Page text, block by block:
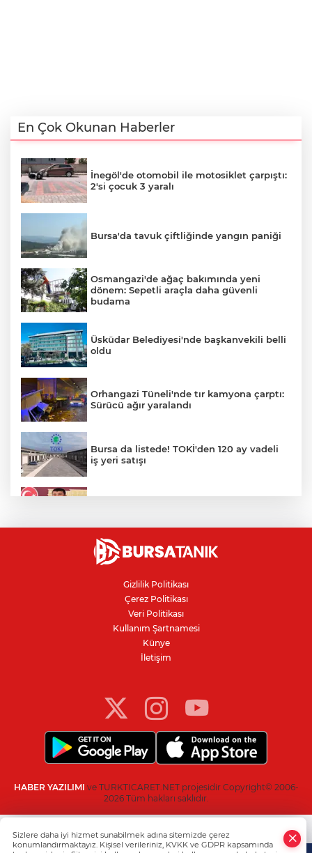
En Çok Okunan Haberler
İnegöl'de otomobil ile motosiklet çarpıştı:
2'si çocuk 3 yaralı
Bursa'da tavuk çiftliğinde yangın paniği
Osmangazi'de ağaç bakımında yeni
dönem: Sepetli araçla daha güvenli
budama
Üsküdar Belediyesi'nde başkanvekili belli
oldu
Orhangazi Tüneli'nde tır kamyona çarptı:
Sürücü ağır yaralandı
Bursa da listede! TOKİ'den 120 ay vadeli
iş yeri satışı
Motorine yeni indirim geliyor
Bursa'nın Nilüfer ilçesinde su kesintisi
yapılacak
Devlet Bahçeli'den "süreç" açıklaması:
Gizlilik Politikası
Çerez Politikası
Veri Politikası
Kullanım Şartnamesi
Künye
İletişim
HABER YAZILIMI ve TURKTICARET.NET projesidir Copyright© 2006-
2026 Tüm hakları saklıdır.
Sizlere daha iyi hizmet sunabilmek adına sitemizde çerez
konumlandırmaktayız. Kişisel verileriniz, KVKK ve GDPR kapsamında